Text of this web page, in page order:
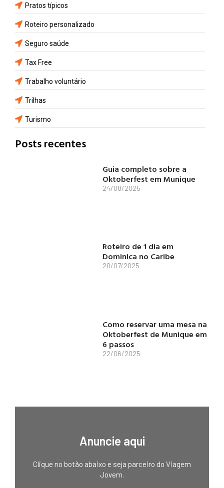
Pratos típicos
Roteiro personalizado
Seguro saúde
Tax Free
Trabalho voluntário
Trilhas
Turismo
Posts recentes
Guia completo sobre a
Oktoberfest em Munique
24/08/2025
Roteiro de 1 dia em
Dominica no Caribe
20/07/2025
Como reservar uma mesa na
Oktoberfest de Munique em
6 passos
22/06/2025
Anuncie aqui
Clique no botão abaixo e seja parceiro do Viagem
Jovem.